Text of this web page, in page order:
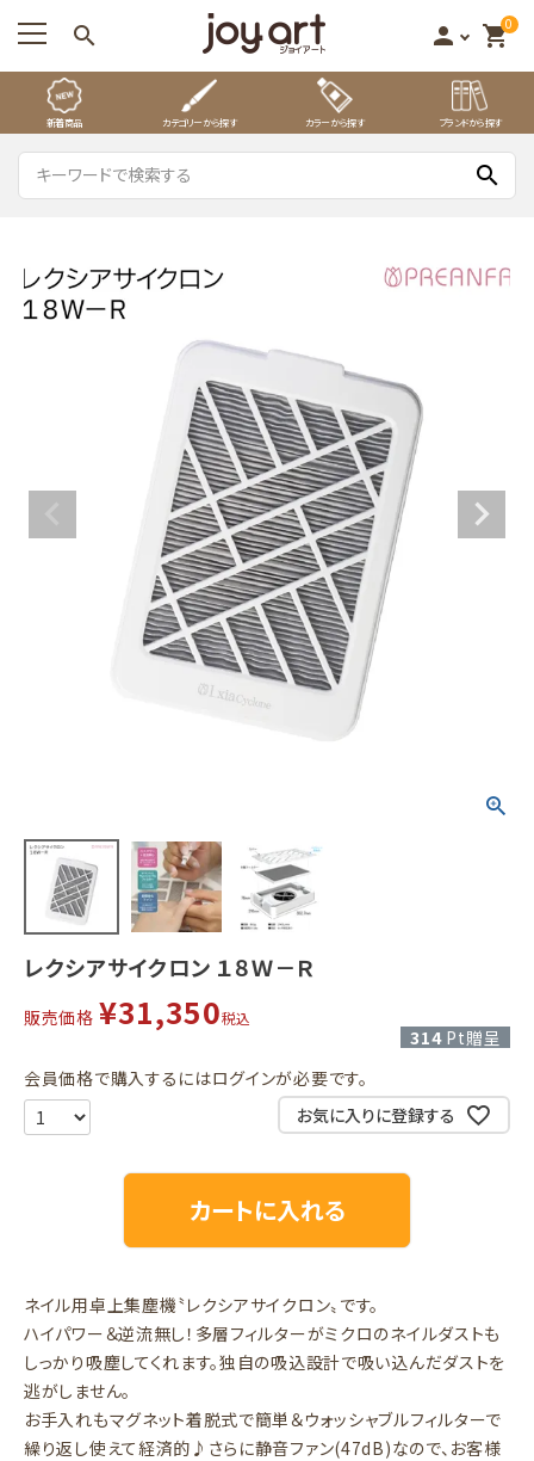
search person 0
shopping_cart
新着商品 カテゴリーから探す カラーから探す ブランドから探す
search
レクシアサイクロン １８Ｗ－Ｒ
販売価格 ¥31,350税込
314 Pt贈呈
会員価格で購入するにはログインが必要です。
お気に入りに登録する
カートに入れる
ネイル用卓上集塵機〝レクシアサイクロン〟です。
ハイパワー＆逆流無し！多層フィルターがミクロのネイルダストも
しっかり吸塵してくれます。独自の吸込設計で吸い込んだダストを
逃がしません。
お手入れもマグネット着脱式で簡単＆ウォッシャブルフィルターで
繰り返し使えて経済的♪さらに静音ファン(47dB)なので、お客様